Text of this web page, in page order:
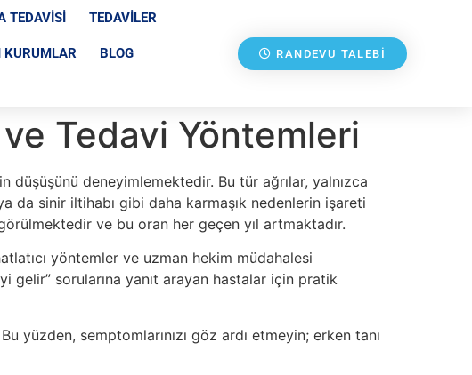
TEDAVISI TEDAVILER
BLOG RANDEVU TALEBI
Tedavi Yöntemleri
düşüşünü deneyimlemektedir. Bu tür ağrılar, yalnızca
da sinir iltihabı gibi daha karmaşık nedenlerin işareti
ve bu oran her geçen yıl artmaktadır.
yöntemler ve uzman hekim müdahalesi
gelir” sorularına yanıt arayan hastalar için pratik
yüzden, semptomlarınızı göz ardı etmeyin; erken tanı